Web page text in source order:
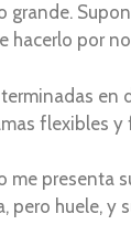
grande.
hacerlo por
flexibles
me presenta
pero huele,